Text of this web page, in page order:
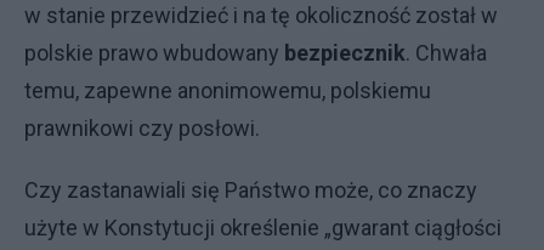
w stanie przewidzieć i na tę okoliczność został w
polskie prawo wbudowany bezpiecznik. Chwała
temu, zapewne anonimowemu, polskiemu
prawnikowi czy posłowi.
Czy zastanawiali się Państwo może, co znaczy
użyte w Konstytucji określenie „gwarant ciągłości